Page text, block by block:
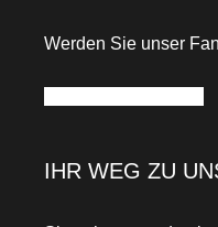
Werden Sie unser
IHR WEG ZU